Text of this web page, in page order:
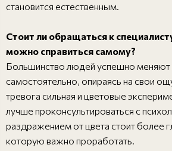
становится естественным.
Стоит ли обращаться к
можно справиться самому?
Большинство людей успешно меняют
самостоятельно, опираясь на свои
тревога сильная и цветовые
лучше проконсультироваться с
раздражением от цвета стоит более
которую важно проработать.